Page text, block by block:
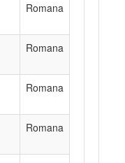
Romana
Romana
Romana
Romana